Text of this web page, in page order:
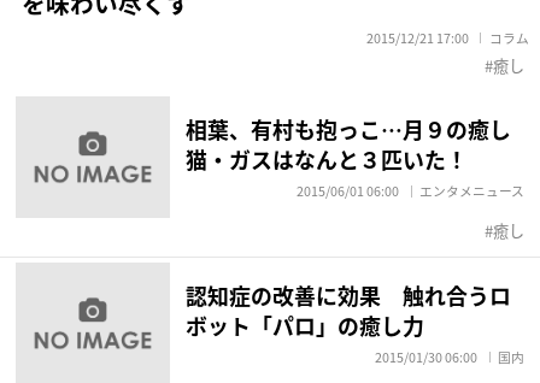
2015/12/21 17:00 コラム
癒し
相葉、有村も抱っこ…月９の癒し
猫・ガスはなんと３匹いた！
2015/06/01 06:00 エンタメニュース
癒し
認知症の改善に効果 触れ合うロ
ボット「パロ」の癒し力
2015/01/30 06:00 国内